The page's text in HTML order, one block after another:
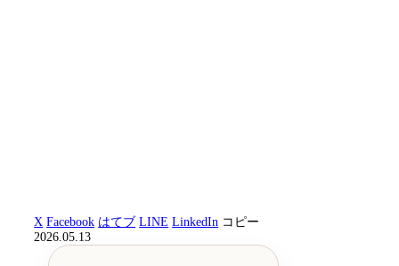
X Facebook はてブ LINE LinkedIn コピー
2026.05.13